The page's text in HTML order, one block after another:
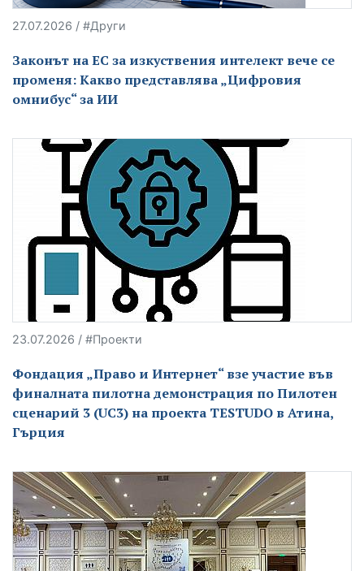
27.07.2026 / #Други
Законът на ЕС за изкуствения интелект вече се
променя: Какво представлява „Цифровия
омнибус“ за ИИ
23.07.2026 / #Проекти
Фондация „Право и Интернет“ взе участие във
финалната пилотна демонстрация по Пилотен
сценарий 3 (UC3) на проекта TESTUDO в Атина,
Гърция